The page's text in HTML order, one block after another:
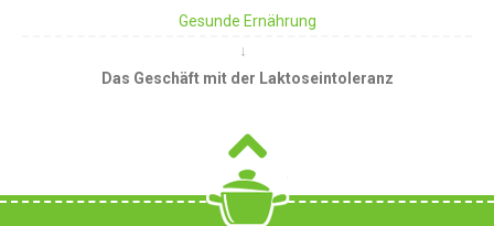
Gesunde Ernährung
Das Geschäft mit der Laktoseintoleranz